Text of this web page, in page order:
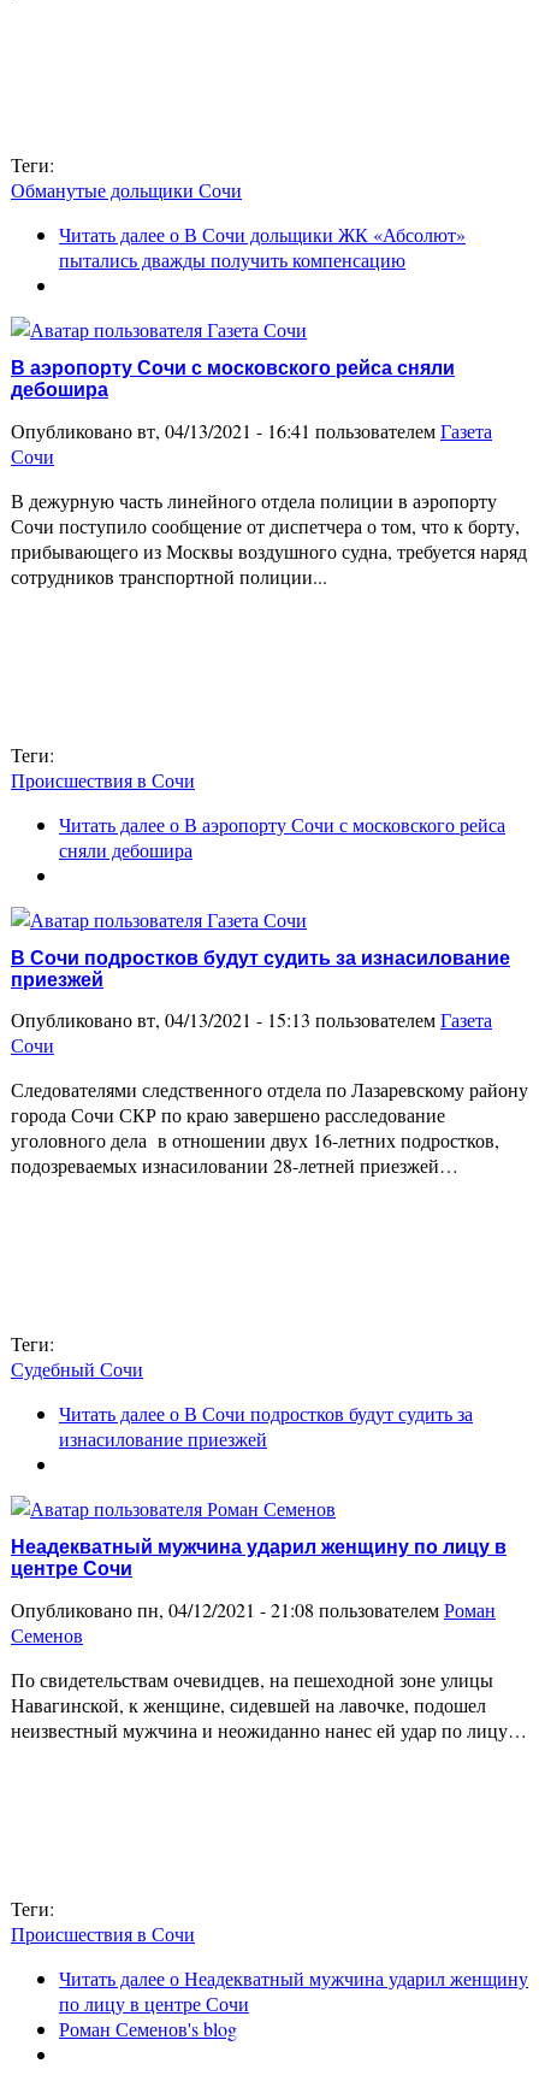
Теги:
Обманутые дольщики Сочи
Читать далеео В Сочи дольщики ЖК «Абсолют»
пытались дважды получить компенсацию
В аэропорту Сочи с московского рейса сняли
дебошира
Опубликовано вт, 04/13/2021 - 16:41 пользователемГазета
Сочи
В дежурную часть линейного отдела полиции в аэропорту
Сочи поступило сообщение от диспетчера о том, что к борту,
прибывающего из Москвы воздушного судна, требуется наряд
сотрудников транспортной полиции...
Теги:
Происшествия в Сочи
Читать далеео В аэропорту Сочи с московского рейса
сняли дебошира
В Сочи подростков будут судить за изнасилование
приезжей
Опубликовано вт, 04/13/2021 - 15:13 пользователемГазета
Сочи
Следователями следственного отдела по Лазаревскому району
города Сочи СКР по краю завершено расследование
уголовного дела в отношении двух 16-летних подростков,
подозреваемых изнасиловании 28-летней приезжей…
Теги:
Судебный Сочи
Читать далеео В Сочи подростков будут судить за
изнасилование приезжей
Неадекватный мужчина ударил женщину по лицу в
центре Сочи
Опубликовано пн, 04/12/2021 - 21:08 пользователемРоман
Семенов
По свидетельствам очевидцев, на пешеходной зоне улицы
Навагинской, к женщине, сидевшей на лавочке, подошел
неизвестный мужчина и неожиданно нанес ей удар по лицу…
Теги:
Происшествия в Сочи
Читать далеео Неадекватный мужчина ударил женщину
по лицу в центре Сочи
Роман Семенов's blog